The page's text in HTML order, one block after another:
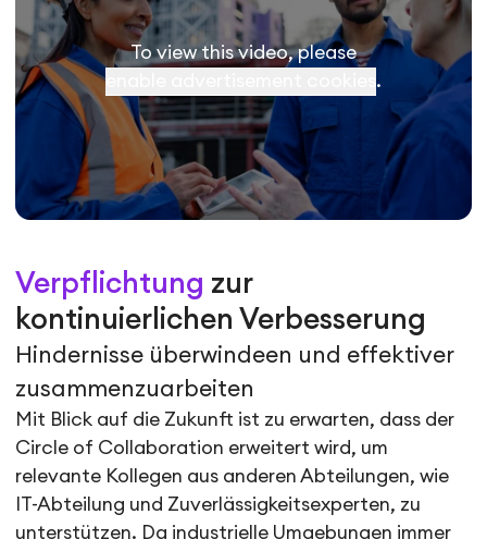
To view this video, please
enable advertisement cookies .
Verpflichtung zur
kontinuierlichen Verbesserung
Hindernisse überwindeen und effektiver
zusammenzuarbeiten
Mit Blick auf die Zukunft ist zu erwarten, dass der
Circle of Collaboration erweitert wird, um
relevante Kollegen aus anderen Abteilungen, wie
IT-Abteilung und Zuverlässigkeitsexperten, zu
unterstützen. Da industrielle Umgebungen immer